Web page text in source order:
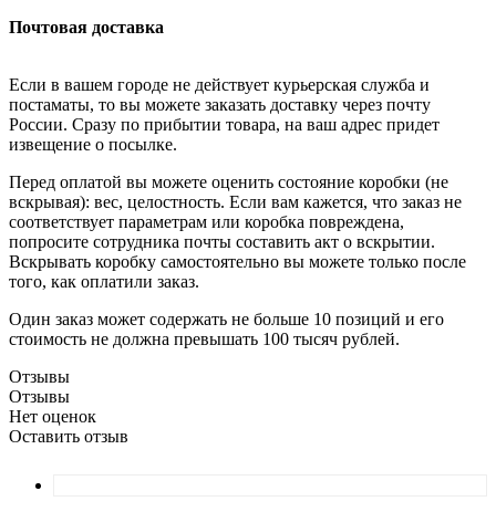
Почтовая доставка
Если в вашем городе не действует курьерская служба и
постаматы, то вы можете заказать доставку через почту
России. Сразу по прибытии товара, на ваш адрес придет
извещение о посылке.
Перед оплатой вы можете оценить состояние коробки (не
вскрывая): вес, целостность. Если вам кажется, что заказ не
соответствует параметрам или коробка повреждена,
попросите сотрудника почты составить акт о вскрытии.
Вскрывать коробку самостоятельно вы можете только после
того, как оплатили заказ.
Один заказ может содержать не больше 10 позиций и его
стоимость не должна превышать 100 тысяч рублей.
Отзывы
Отзывы
Нет оценок
Оставить отзыв